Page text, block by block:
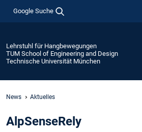
Google Suche
Lehrstuhl für Hangbewegungen
TUM School of Engineering and Design
Technische Universität München
News Aktuelles
AlpSenseRely